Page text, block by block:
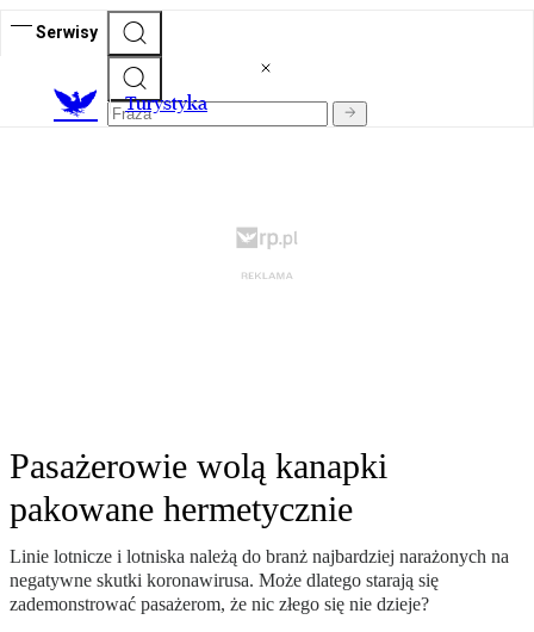
Serwisy
Turystyka
Pasażerowie wolą kanapki
pakowane hermetycznie
Linie lotnicze i lotniska należą do branż najbardziej narażonych na
negatywne skutki koronawirusa. Może dlatego starają się
zademonstrować pasażerom, że nic złego się nie dzieje?